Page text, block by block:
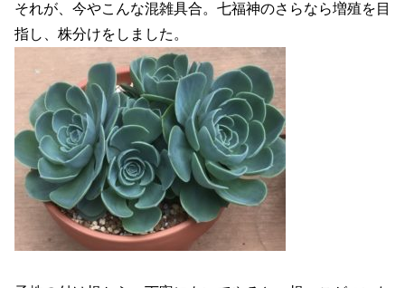
それが、今やこんな混雑具合。七福神のさらなら増殖を目
指し、株分けをしました。